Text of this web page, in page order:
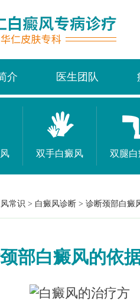
介 医生团队
双手白癜风 双腿
常识 > 白癜风诊断 > 诊断颈部白癜
部白癜风的依